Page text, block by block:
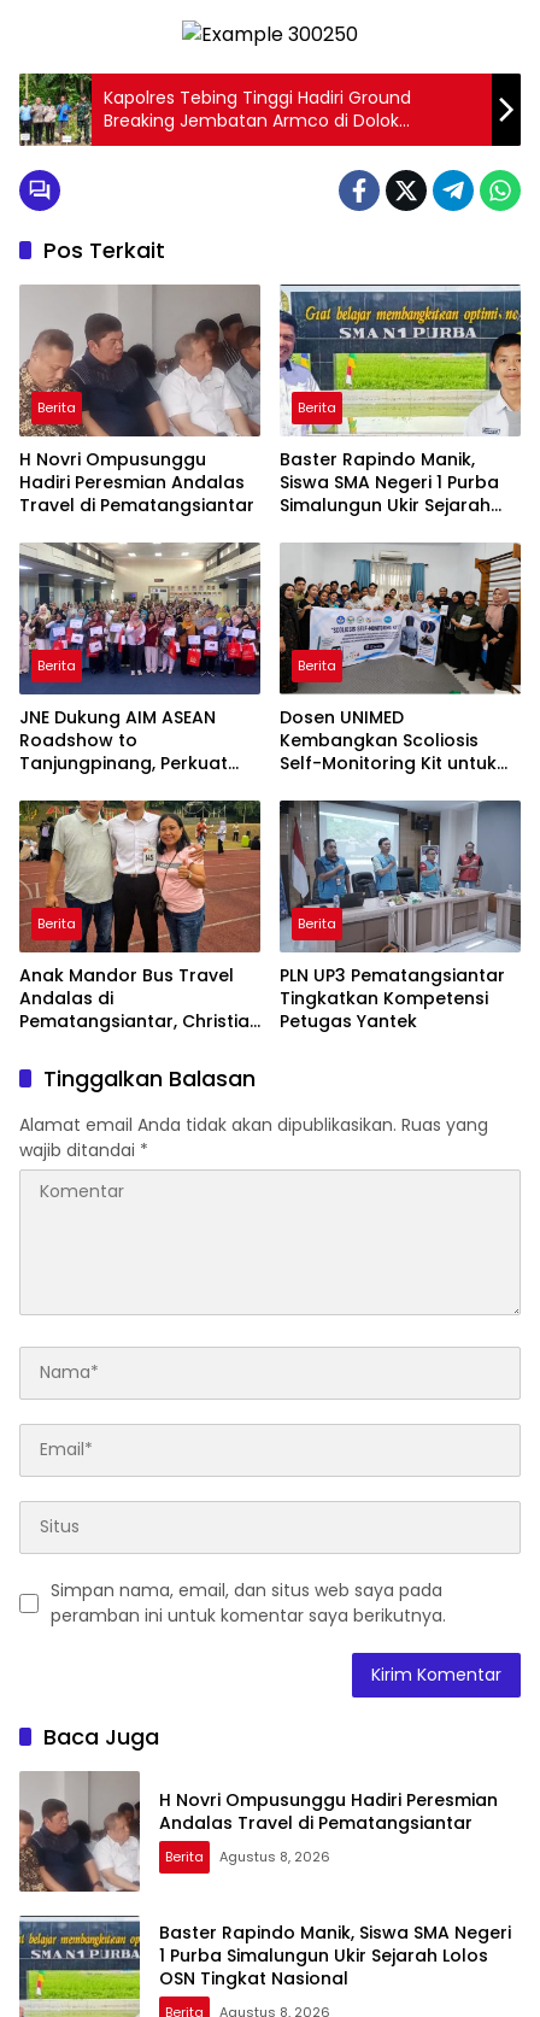
Kapolres Tebing Tinggi Hadiri Ground
Breaking Jembatan Armco di Dolok
Merawan
Pos Terkait
Berita
H Novri Ompusunggu
Hadiri Peresmian Andalas
Travel di Pematangsiantar
Berita
Baster Rapindo Manik,
Siswa SMA Negeri 1 Purba
Simalungun Ukir Sejarah
Berita
JNE Dukung AIM ASEAN
Roadshow to
Tanjungpinang, Perkuat
Pemanfaatan Teknologi AI
Berita
Dosen UNIMED
Kembangkan Scoliosis
Self-Monitoring Kit untuk
Mandiri Pasien Scoliosis
Berita
Anak Mandor Bus Travel
Andalas di
Pematangsiantar, Christian
AD 2026
Berita
PLN UP3 Pematangsiantar
Tingkatkan Kompetensi
Petugas Yantek
Tinggalkan Balasan
Alamat email Anda tidak akan dipublikasikan. Ruas yang
wajib ditandai *
Simpan nama, email, dan situs web saya pada
peramban ini untuk komentar saya berikutnya.
Baca Juga
H Novri Ompusunggu Hadiri Peresmian
Andalas Travel di Pematangsiantar
Berita Agustus 8, 2026
Baster Rapindo Manik, Siswa SMA Negeri
1 Purba Simalungun Ukir Sejarah Lolos
OSN Tingkat Nasional
Berita Agustus 8, 2026